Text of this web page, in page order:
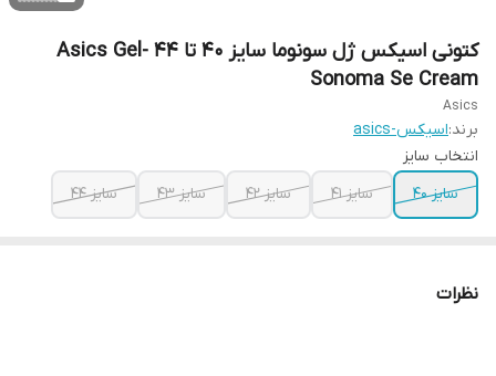
کتونی اسیکس ژل سونوما سایز ۴۰ تا ۴۴ Asics Gel-
Sonoma Se Cream
Asics
برند:اسیکس-asics
انتخاب سایز
سایز ۴۰
سایز ۴۱ سایز ۴۲ سایز ۴۳ سایز ۴۴
نظرات